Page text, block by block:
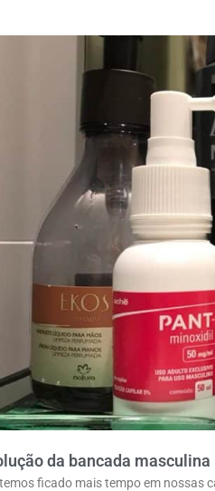
da bancada masculina
ficado mais tempo em nossas